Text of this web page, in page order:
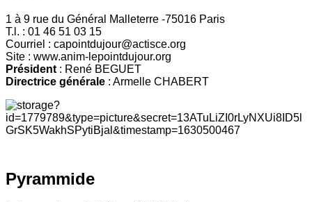
1 à 9 rue du Général Malleterre -75016 Paris
T.l. : 01 46 51 03 15
Courriel : capointdujour@actisce.org
Site : www.anim-lepointdujour.org
Président : René BEGUET
Directrice générale : Armelle CHABERT
Pyrammide